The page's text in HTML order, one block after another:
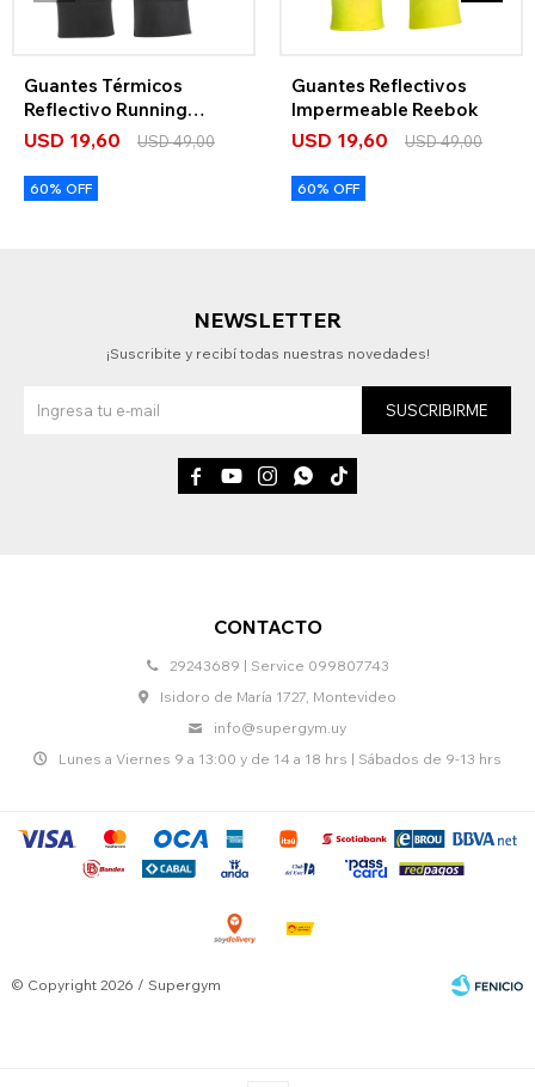
Guantes Térmicos
Reflectivo Running
Reebok
USD 19,60 USD49,00
60% OFF
Guantes Reflectivos
Impermeable Reebok
USD 19,60 USD49,00
60% OFF
CONTACTO
29243689 | Service 099807743
Isidoro de María 1727, Montevideo
info@supergym.uy
Lunes a Viernes 9 a 13:00 y de 14 a 18 hrs | Sábados de 9-13 hrs
NEWSLETTER
¡Suscribite y recibí todas nuestras novedades!
SUSCRIBIRME
    
© Copyright 2026 / Supergym